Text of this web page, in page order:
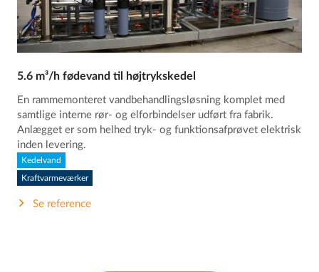
5.6 m³/h fødevand til højtrykskedel
En rammemonteret vandbehandlingsløsning komplet med
samtlige interne rør- og elforbindelser udført fra fabrik.
Anlægget er som helhed tryk- og funktionsafprøvet elektrisk
inden levering.
Kedelvand
Kraftvarmeværker
Se reference